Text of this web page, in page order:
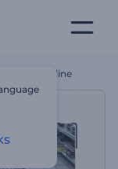
Entrega Online